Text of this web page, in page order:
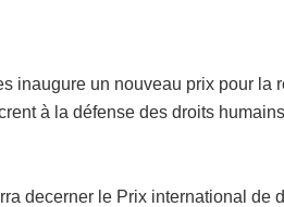
inaugure un nouveau prix pour la
à la défense des droits
decerner le Prix international de